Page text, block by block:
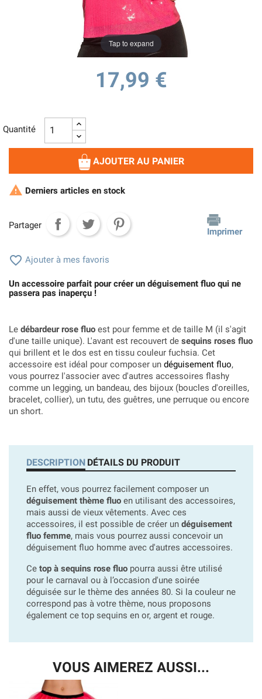
Tap to expand
17,99 €
Quantité
AJOUTER AU PANIER
 Derniers articles en stock
Partager
Imprimer
 Ajouter à mes favoris
Un accessoire parfait pour créer un déguisement fluo qui ne
passera pas inaperçu !
Le débardeur rose fluo est pour femme et de taille M (il s'agit
d'une taille unique). L'avant est recouvert de sequins roses fluo
qui brillent et le dos est en tissu couleur fuchsia. Cet
accessoire est idéal pour composer un déguisement fluo,
vous pourrez l'associer avec d'autres accessoires flashy
comme un legging, un bandeau, des bijoux (boucles d'oreilles,
bracelet, collier), un tutu, des guêtres, une perruque ou encore
un short.
DESCRIPTION DÉTAILS DU PRODUIT
En effet, vous pourrez facilement composer un
déguisement thème fluo en utilisant des accessoires,
mais aussi de vieux vêtements. Avec ces
accessoires, il est possible de créer un déguisement
fluo femme, mais vous pourrez aussi concevoir un
déguisement fluo homme avec d'autres accessoires.
Ce top à sequins rose fluo pourra aussi être utilisé
pour le carnaval ou à l’occasion d'une soirée
déguisée sur le thème des années 80. Si la couleur ne
correspond pas à votre thème, nous proposons
également ce top sequins en or, argent et rouge.
VOUS AIMEREZ AUSSI...